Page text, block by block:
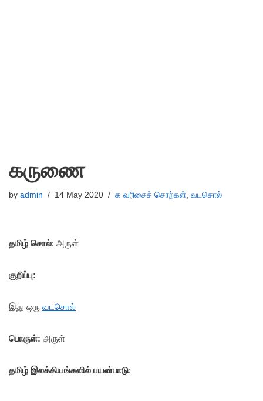
கருணை
by admin 14 May 2020 க வரிசைச் சொற்கள், வடசொல்
தமிழ் சொல்: அருள்
குறிப்பு:
இது ஒரு வடசொல்
பொருள்: அருள்
தமிழ் இலக்கியங்களில் பயன்பாடு: